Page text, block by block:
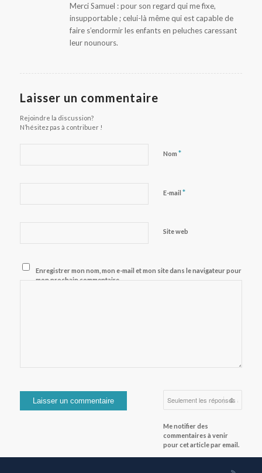
Merci Samuel : pour son regard qui me fixe,
insupportable ; celui-là même qui est capable de
faire s’endormir les enfants en peluches caressant
leur nounours.
Laisser un commentaire
Rejoindre la discussion?
N’hésitez pas à contribuer !
Nom *
E-mail *
Site web
Enregistrer mon nom, mon e-mail et mon site dans le navigateur pour
mon prochain commentaire.
Me notifier des
commentaires à venir
pour cet article par email.